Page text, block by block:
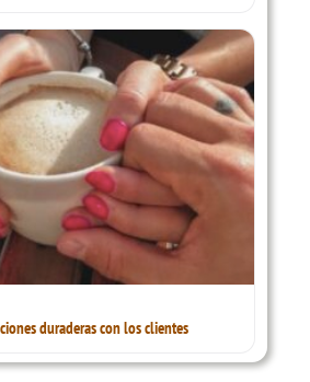
duraderas con los clientes